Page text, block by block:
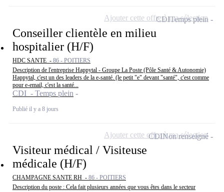
Conseiller clientèle en milieu
hospitalier (H/F)
HDC SANTE - 86 - POITIERS
Description de l'entreprise Happytal - Groupe La Poste (Pôle Santé & Autonomie)
Happytal, c'est un des leaders de la e-santé. (le petit "e" devant "santé", c'est comme
pour e-email, c'est la santé...
CDI - Temps plein
Publié il y a 8 jours
CDITemps plein
Ajouter cette offre à ma sélection
Visiteur médical / Visiteuse
médicale (H/F)
CHAMPAGNE SANTE RH - 86 - POITIERS
Description du poste : Cela fait plusieurs années que vous êtes dans le secteur
CDINon renseigné
Ajouter cette offre à ma sélection